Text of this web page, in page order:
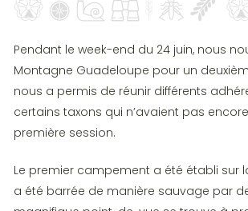
Pendant le week-end du 24 juin, nous
Montagne Guadeloupe pour un
nous a permis de réunir différents
certains taxons qui n’avaient pas
première session.
Le premier campement a été établi sur
a été barrée de manière sauvage par